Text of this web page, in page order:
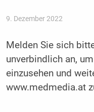
9. Dezember 2022
Melden Sie sich
unverbindlich an,
einzusehen und
www.medmedia.at